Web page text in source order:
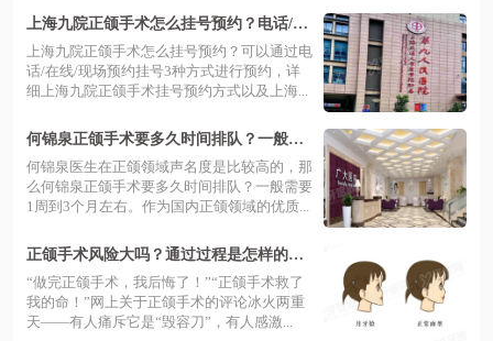
上海九院正颌手术怎么挂号预约？电话/在
线/现场预约挂号3种方式公布！
上海九院正颌手术怎么挂号预约？可以通过电
话/在线/现场预约挂号3种方式进行预约，详
细上海九院正颌手术挂号预约方式以及上海...
何锦泉正颌手术要多久时间排队？一般在1
周到3个月左右，有案例价格可参考
何锦泉医生在正颌领域声名度是比较高的，那
么何锦泉正颌手术要多久时间排队？一般需要
1周到3个月左右。作为国内正颌领域的优质...
正颌手术风险大吗？通过过程是怎样的来
看有必要做吗
“做完正颌手术，我后悔了！”“正颌手术救了
我的命！”网上关于正颌手术的评论冰火两重
天——有人痛斥它是“毁容刀”，有人感激...